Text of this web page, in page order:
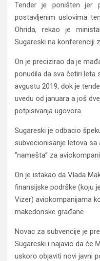
Tender je poništen jer
postavljenim uslovima
Ohrida, rekao je
Sugareski na konferenciji
On je precizirao da je
ponudila da sva četiri leta
avgustu 2019, dok je
uvedu od januara a još
potpisivanja ugovora.
Sugareski je odbacio
subvecionisanje letova sa
“namešta” za
On je istakao da Vlada
finansijske podrške (koju
Vizer) aviokompanijama
makedonske građane.
Novac za subvencije je
Sugareski i najavio da će
uskoro objaviti novi javni